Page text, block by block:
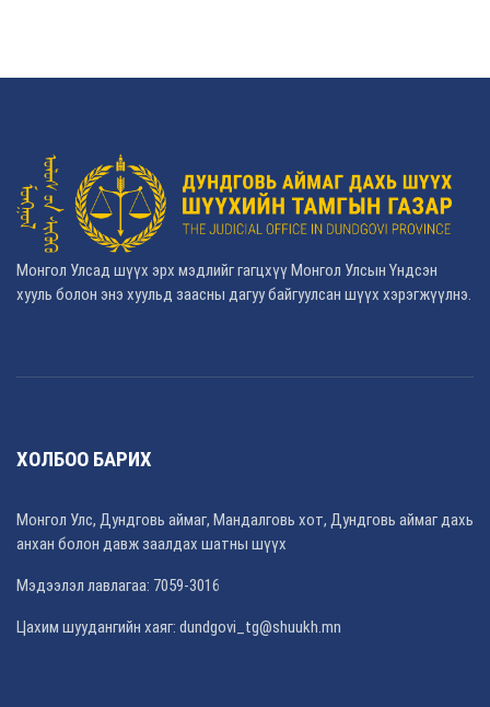
Монгол Улсад шүүх эрх мэдлийг гагцхүү Монгол Улсын Үндсэн
хууль болон энэ хуульд заасны дагуу байгуулсан шүүх хэрэгжүүлнэ.
ХОЛБОО БАРИХ
Монгол Улс, Дундговь аймаг, Мандалговь хот, Дундговь аймаг дахь
анхан болон давж заалдах шатны шүүх
Мэдээлэл лавлагаа: 7059-3016
Цахим шуудангийн хаяг: dundgovi_tg@shuukh.mn